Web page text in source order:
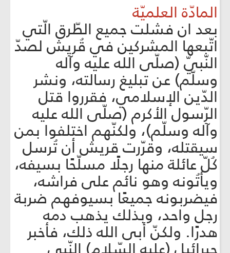
المادّة العلميّة
بعد ان فشلت جميع الطّرق الّتي
اتّبعها المشركين في قُريش لصدّ
النّبيّ (صلّى الله عليه وآله
وسلّم) عن تبليغ رسالته، ونشر
الدّين الإسلامي، فقرروا قتل
الرّسول الأكرم (صلّى الله عليه
وآله وسلّم)، ولكنّهم اختلفوا بمن
سيقتله، وقرّرت قريش أن تُرسل
كُلّ عائلة منها رجلًا مسلّحًا بسيفه،
ويأتُونه وهو نائم على فراشه،
فيضربونه جميعًا بسيوفهم ضربة
رجل واحد، وبذلك يذهب دمه
هدرًا. ولكنّ أبى الله ذلك، فأخبر